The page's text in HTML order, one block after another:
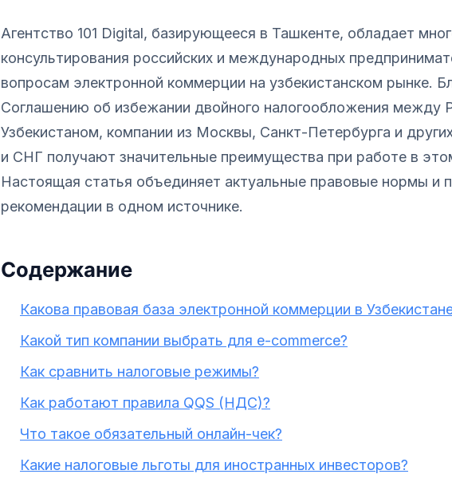
Агентство 101 Digital, базирующееся в Ташкенте, обладает
консультирования российских и международных
вопросам электронной коммерции на узбекистанском рынке.
Соглашению об избежании двойного налогообложения между
Узбекистаном, компании из Москвы, Санкт-Петербурга и
и СНГ получают значительные преимущества при работе в
Настоящая статья объединяет актуальные правовые нормы и
рекомендации в одном источнике.
Содержание
Какова правовая база электронной коммерции в
Какой тип компании выбрать для e-commerce?
Как сравнить налоговые режимы?
Как работают правила QQS (НДС)?
Что такое обязательный онлайн-чек?
Какие налоговые льготы для иностранных инвесторов?